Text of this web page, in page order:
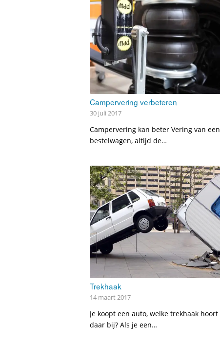
Campervering verbeteren
30 juli 2017
Campervering kan beter Vering van een
bestelwagen, altijd de…
Trekhaak
14 maart 2017
Je koopt een auto, welke trekhaak hoort
daar bij? Als je een…